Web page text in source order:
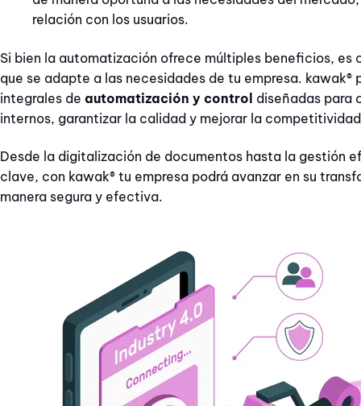
relación con los usuarios.
Si bien la automatización ofrece múltiples beneficios, es
que se adapte a las necesidades de tu empresa. kawak®
integrales de automatización y control diseñadas para
internos, garantizar la calidad y mejorar la
Desde la digitalización de documentos hasta la gestión
clave, con kawak® tu empresa podrá avanzar en su
manera segura y efectiva.